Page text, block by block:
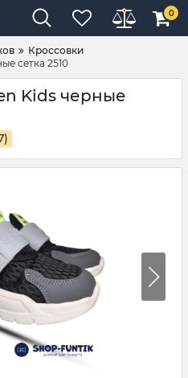
0
Кроссовки
сетка 2510
Kids черные